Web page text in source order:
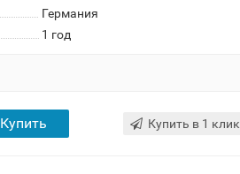
Германия
1 год
Купить Купить в 1 клик